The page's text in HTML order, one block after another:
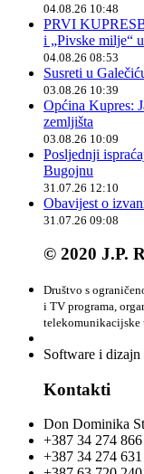
04.08.26 10:48
PRVI
i „Pivske milje“
04.08.26 08:53
Susreti u
03.08.26 10:39
Općina Kupres:
zemljišta
03.08.26 10:09
Posljednji
Bugojnu
31.07.26 12:10
Obavijest o
31.07.26 09:08
© 2020 J.P.
Društvo s
i TV programa,
telekomunikacijske
Software i dizajn
Kontakti
Don Dominika
+387 34 274 866
+387 34 274 631